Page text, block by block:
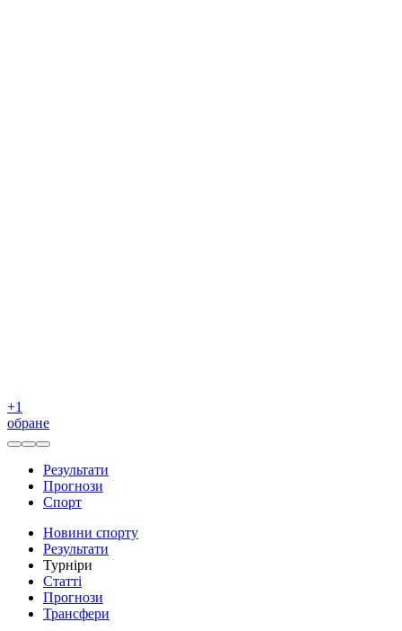
+1
обране
Результати
Прогнози
Спорт
Новини спорту
Результати
Турніри
Статті
Прогнози
Трансфери